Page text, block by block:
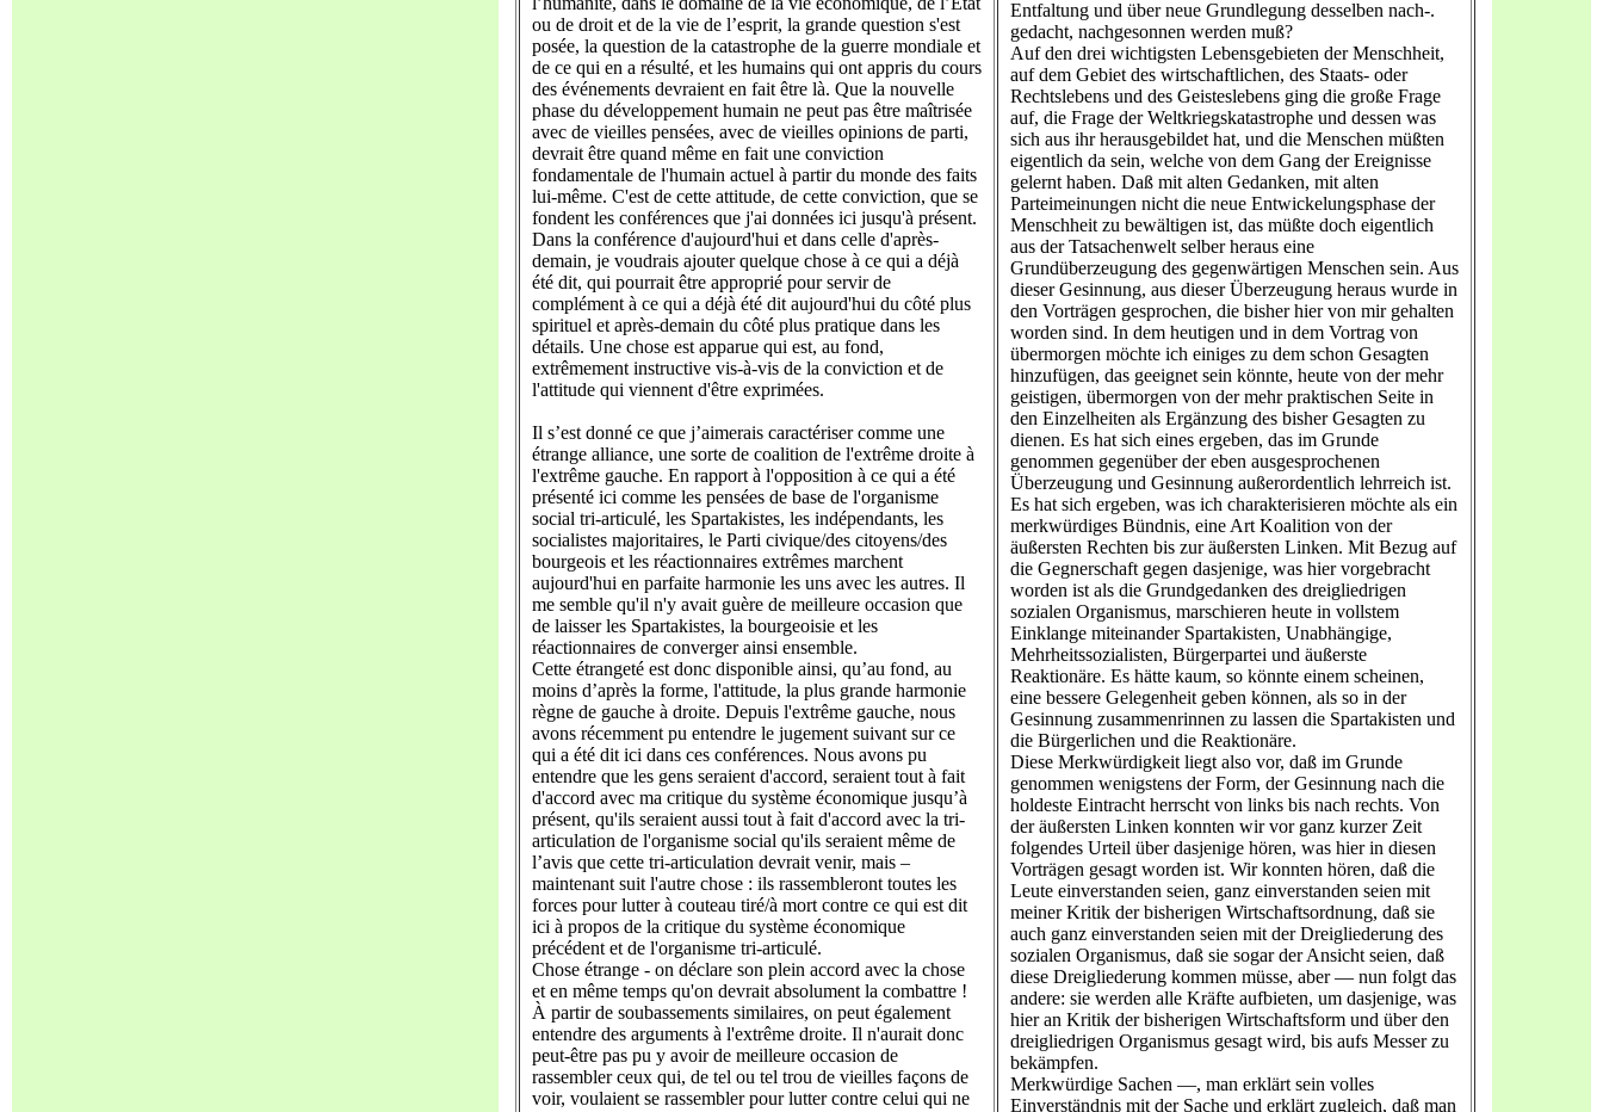
ou de droit et de la vie de l’esprit, la grande question s'est
posée, la question de la catastrophe de la guerre mondiale et
de ce qui en a résulté, et les humains qui ont appris du cours
des événements devraient en fait être là. Que la nouvelle
phase du développement humain ne peut pas être maîtrisée
avec de vieilles pensées, avec de vieilles opinions de parti,
devrait être quand même en fait une conviction
fondamentale de l'humain actuel à partir du monde des faits
lui-même. C'est de cette attitude, de cette conviction, que se
fondent les conférences que j'ai données ici jusqu'à présent.
Dans la conférence d'aujourd'hui et dans celle d'après-
demain, je voudrais ajouter quelque chose à ce qui a déjà
été dit, qui pourrait être approprié pour servir de
complément à ce qui a déjà été dit aujourd'hui du côté plus
spirituel et après-demain du côté plus pratique dans les
détails. Une chose est apparue qui est, au fond,
extrêmement instructive vis-à-vis de la conviction et de
l'attitude qui viennent d'être exprimées.
Il s’est donné ce que j’aimerais caractériser comme une
étrange alliance, une sorte de coalition de l'extrême droite à
l'extrême gauche. En rapport à l'opposition à ce qui a été
présenté ici comme les pensées de base de l'organisme
social tri-articulé, les Spartakistes, les indépendants, les
socialistes majoritaires, le Parti civique/des citoyens/des
bourgeois et les réactionnaires extrêmes marchent
aujourd'hui en parfaite harmonie les uns avec les autres. Il
me semble qu'il n'y avait guère de meilleure occasion que
de laisser les Spartakistes, la bourgeoisie et les
réactionnaires de converger ainsi ensemble.
Cette étrangeté est donc disponible ainsi, qu’au fond, au
moins d’après la forme, l'attitude, la plus grande harmonie
règne de gauche à droite. Depuis l'extrême gauche, nous
avons récemment pu entendre le jugement suivant sur ce
qui a été dit ici dans ces conférences. Nous avons pu
entendre que les gens seraient d'accord, seraient tout à fait
d'accord avec ma critique du système économique jusqu’à
présent, qu'ils seraient aussi tout à fait d'accord avec la tri-
articulation de l'organisme social qu'ils seraient même de
l’avis que cette tri-articulation devrait venir, mais –
maintenant suit l'autre chose : ils rassembleront toutes les
forces pour lutter à couteau tiré/à mort contre ce qui est dit
ici à propos de la critique du système économique
précédent et de l'organisme tri-articulé.
Chose étrange - on déclare son plein accord avec la chose
et en même temps qu'on devrait absolument la combattre !
À partir de soubassements similaires, on peut également
entendre des arguments à l'extrême droite. Il n'aurait donc
peut-être pas pu y avoir de meilleure occasion de
rassembler ceux qui, de tel ou tel trou de vieilles façons de
voir, voulaient se rassembler pour lutter contre celui qui ne
Entfaltung und über neue Grundlegung desselben nach-.
gedacht, nachgesonnen werden muß?
Auf den drei wichtigsten Lebensgebieten der Menschheit,
auf dem Gebiet des wirtschaftlichen, des Staats- oder
Rechtslebens und des Geisteslebens ging die große Frage
auf, die Frage der Weltkriegskatastrophe und dessen was
sich aus ihr herausgebildet hat, und die Menschen müßten
eigentlich da sein, welche von dem Gang der Ereignisse
gelernt haben. Daß mit alten Gedanken, mit alten
Parteimeinungen nicht die neue Entwickelungsphase der
Menschheit zu bewältigen ist, das müßte doch eigentlich
aus der Tatsachenwelt selber heraus eine
Grundüberzeugung des gegenwärtigen Menschen sein. Aus
dieser Gesinnung, aus dieser Überzeugung heraus wurde in
den Vorträgen gesprochen, die bisher hier von mir gehalten
worden sind. In dem heutigen und in dem Vortrag von
übermorgen möchte ich einiges zu dem schon Gesagten
hinzufügen, das geeignet sein könnte, heute von der mehr
geistigen, übermorgen von der mehr praktischen Seite in
den Einzelheiten als Ergänzung des bisher Gesagten zu
dienen. Es hat sich eines ergeben, das im Grunde
genommen gegenüber der eben ausgesprochenen
Überzeugung und Gesinnung außerordentlich lehrreich ist.
Es hat sich ergeben, was ich charakterisieren möchte als ein
merkwürdiges Bündnis, eine Art Koalition von der
äußersten Rechten bis zur äußersten Linken. Mit Bezug auf
die Gegnerschaft gegen dasjenige, was hier vorgebracht
worden ist als die Grundgedanken des dreigliedrigen
sozialen Organismus, marschieren heute in vollstem
Einklange miteinander Spartakisten, Unabhängige,
Mehrheitssozialisten, Bürgerpartei und äußerste
Reaktionäre. Es hätte kaum, so könnte einem scheinen,
eine bessere Gelegenheit geben können, als so in der
Gesinnung zusammenrinnen zu lassen die Spartakisten und
die Bürgerlichen und die Reaktionäre.
Diese Merkwürdigkeit liegt also vor, daß im Grunde
genommen wenigstens der Form, der Gesinnung nach die
holdeste Eintracht herrscht von links bis nach rechts. Von
der äußersten Linken konnten wir vor ganz kurzer Zeit
folgendes Urteil über dasjenige hören, was hier in diesen
Vorträgen gesagt worden ist. Wir konnten hören, daß die
Leute einverstanden seien, ganz einverstanden seien mit
meiner Kritik der bisherigen Wirtschaftsordnung, daß sie
auch ganz einverstanden seien mit der Dreigliederung des
sozialen Organismus, daß sie sogar der Ansicht seien, daß
diese Dreigliederung kommen müsse, aber — nun folgt das
andere: sie werden alle Kräfte aufbieten, um dasjenige, was
hier an Kritik der bisherigen Wirtschaftsform und über den
dreigliedrigen Organismus gesagt wird, bis aufs Messer zu
bekämpfen.
Merkwürdige Sachen —, man erklärt sein volles
Einverständnis mit der Sache und erklärt zugleich, daß man